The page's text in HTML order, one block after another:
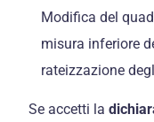
Modifica del
misura inferiore
rateizzazione
Se accetti la